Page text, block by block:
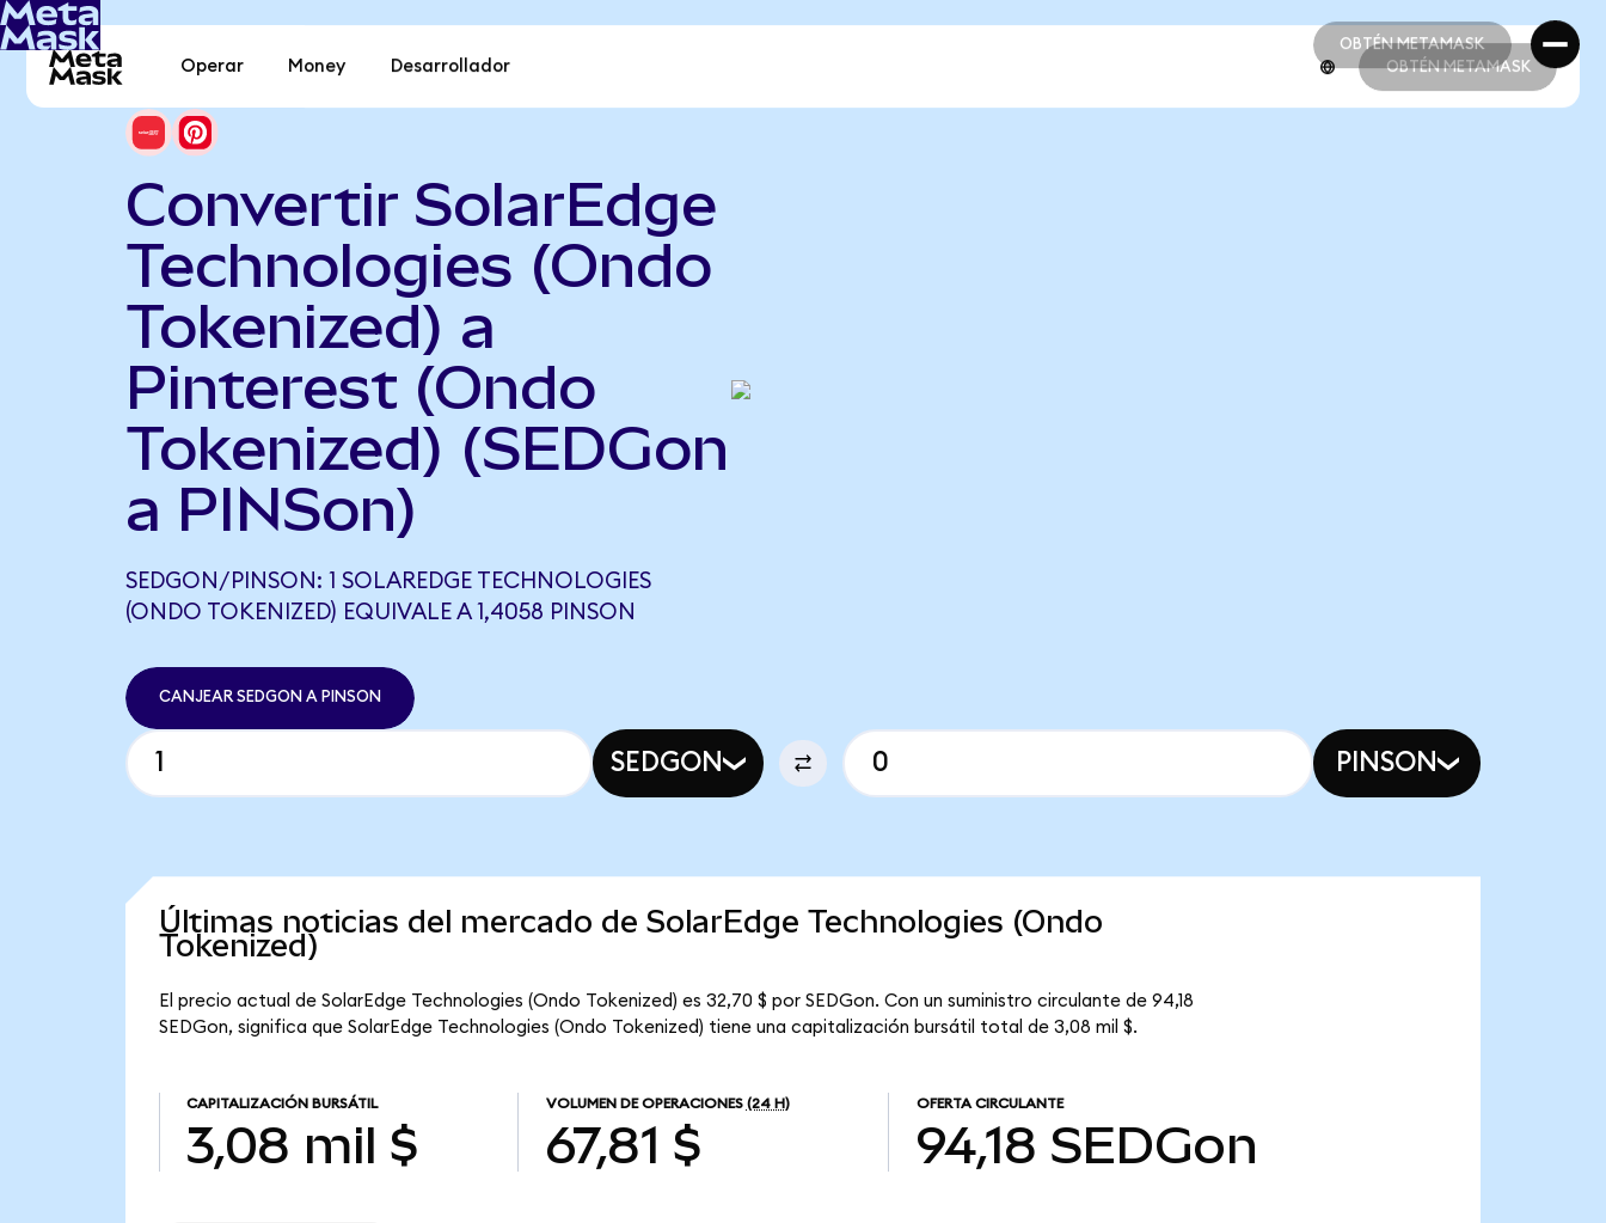
OBTÉN METAMASK
OBTÉN METAMASK
Operar Money Desarrollador OBTÉN METAMASK
Convertir SolarEdge
Technologies (Ondo
Tokenized) a
Pinterest (Ondo
Tokenized) (SEDGon
a PINSon)
SEDGON/PINSON: 1 SOLAREDGE TECHNOLOGIES
(ONDO TOKENIZED) EQUIVALE A 1,4058 PINSON
CANJEAR SEDGON A PINSON
SEDGON PINSON
Últimas noticias del mercado de SolarEdge Technologies (Ondo
Tokenized)
El precio actual de SolarEdge Technologies (Ondo Tokenized) es 32,70 $ por SEDGon. Con un suministro circulante de 94,18
SEDGon, significa que SolarEdge Technologies (Ondo Tokenized) tiene una capitalización bursátil total de 3,08 mil $.
CAPITALIZACIÓN BURSÁTIL
3,08 mil $
VOLUMEN DE OPERACIONES (24 H)
67,81 $
OFERTA CIRCULANTE
94,18 SEDGon